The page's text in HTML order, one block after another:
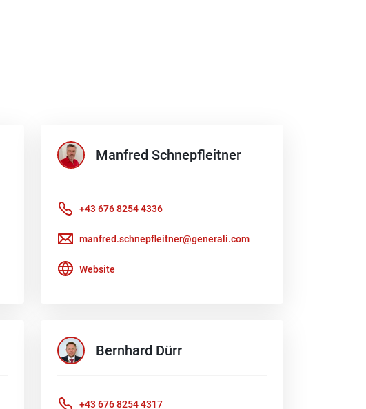
Manfred Schnepfleitner
+43 676 8254 4336
manfred.schnepfleitner@generali.com
Website
Bernhard Dürr
+43 676 8254 4317